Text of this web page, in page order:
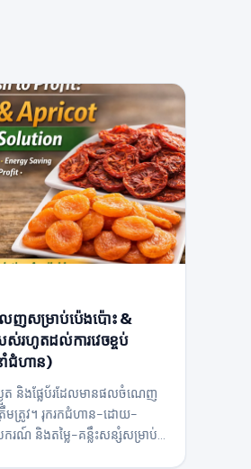
ញសម្រាប់ប៉េងប៉ោះ &
ស់រហូតដល់ការវេចខ្ចប់
ជំហាន)
ស្ងួត និងផ្លែប័រដែលមានផលចំណេញ
ត្រូវ។ រុករកជំហាន-ដោយ-
រណ៍ និងតម្លៃ-គន្លឹះសន្សំសម្រាប់